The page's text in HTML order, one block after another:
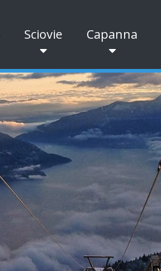
Sciovie Capanna